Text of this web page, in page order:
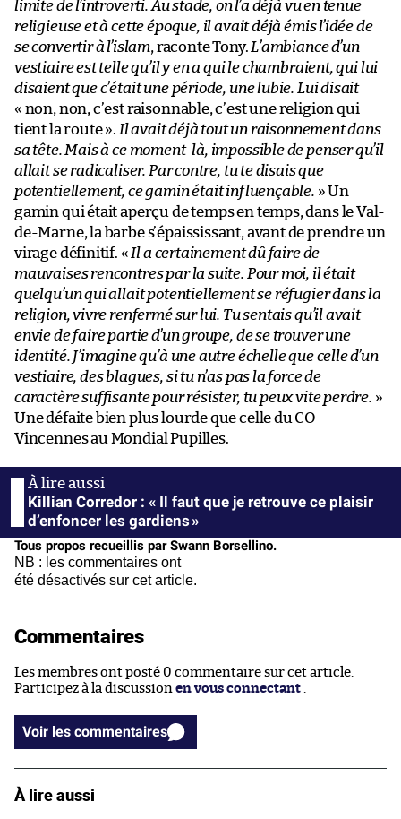
limite de l’introverti. Au stade, on l’a déjà vu en tenue
religieuse et à cette époque, il avait déjà émis l’idée de
se convertir à l’islam, raconte Tony. L’ambiance d’un
vestiaire est telle qu’il y en a qui le chambraient, qui lui
disaient que c’était une période, une lubie. Lui disait
« non, non, c’est raisonnable, c’est une religion qui
tient la route ». Il avait déjà tout un raisonnement dans
sa tête. Mais à ce moment-là, impossible de penser qu’il
allait se radicaliser. Par contre, tu te disais que
potentiellement, ce gamin était influençable. » Un
gamin qui était aperçu de temps en temps, dans le Val-
de-Marne, la barbe s’épaississant, avant de prendre un
virage définitif. « Il a certainement dû faire de
mauvaises rencontres par la suite. Pour moi, il était
quelqu’un qui allait potentiellement se réfugier dans la
religion, vivre renfermé sur lui. Tu sentais qu’il avait
envie de faire partie d’un groupe, de se trouver une
identité. J’imagine qu’à une autre échelle que celle d’un
vestiaire, des blagues, si tu n’as pas la force de
caractère suffisante pour résister, tu peux vite perdre. »
Une défaite bien plus lourde que celle du CO
Vincennes au Mondial Pupilles.
Killian Corredor : « Il faut que je retrouve ce plaisir
d’enfoncer les gardiens »
Tous propos recueillis par Swann Borsellino.
NB : les commentaires ont
été désactivés sur cet article.
Commentaires
Les membres ont posté 0 commentaire sur cet article.
Participez à la discussion en vous connectant
Voir les commentaires
À lire aussi